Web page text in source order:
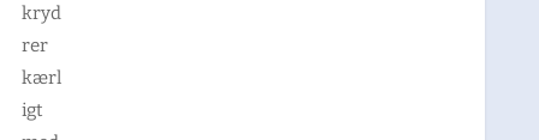
kryd
rer
kærl
igt